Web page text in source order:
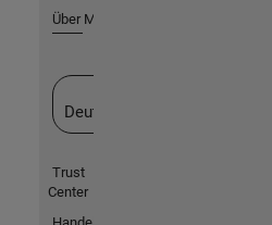
Über MathWorks
Deutschland
Trust
Center